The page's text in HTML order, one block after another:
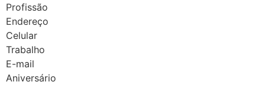
Profissão
Endereço
Celular
Trabalho
E-mail
Aniversário